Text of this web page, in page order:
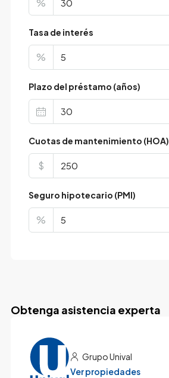
%
Tasa de interés
%
Plazo del préstamo (años)
Cuotas de mantenimiento (HOA)
$
Seguro hipotecario (PMI)
%
Obtenga asistencia experta
Grupo Unival
Ver propiedades